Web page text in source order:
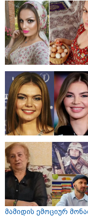
მნიშვნელოვანი
მამიდის ემოციურ